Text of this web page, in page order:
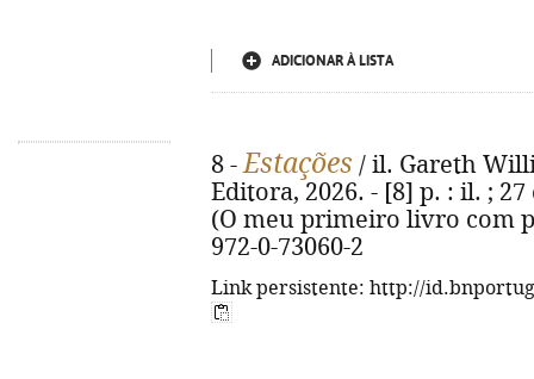
ADICIONAR À LISTA
8 -Estações / il. Gareth
Editora, 2026. - [8] p. : il. ;
(O meu primeiro livro com
972-0-73060-2
Link persistente: http://